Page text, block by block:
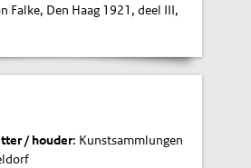
Falke, Den Haag 1921, deel III,
/ houder: Kunstsammlungen